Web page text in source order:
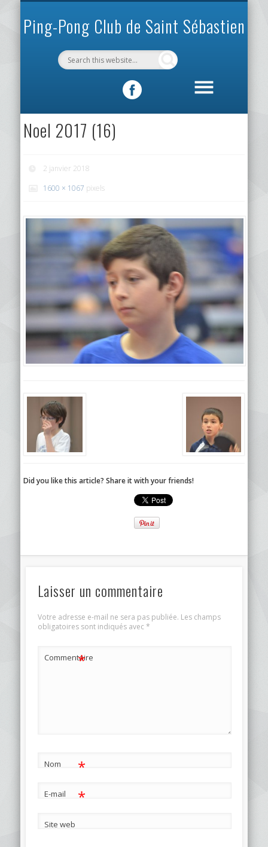
Ping-Pong Club de Saint Sébastien
Noel 2017 (16)
2 janvier 2018
1600 × 1067 pixels
Did you like this article? Share it with your friends!
Laisser un commentaire
Votre adresse e-mail ne sera pas publiée. Les champs
obligatoires sont indiqués avec*
Commentaire
*
Nom *
E-mail *
Site web